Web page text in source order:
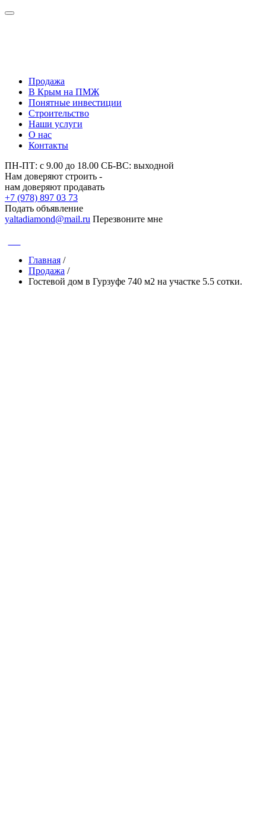
Продажа
В Крым на ПМЖ
Понятные инвестиции
Строительство
Наши услуги
О нас
Контакты
ПН-ПТ: с 9.00 до 18.00 СБ-ВС: выходной
Нам доверяют строить -
нам доверяют продавать
+7 (978) 897 03 73
Подать объявление
yaltadiamond@mail.ru Перезвоните мне
Главная /
Продажа /
Гостевой дом в Гурзуфе 740 м2 на участке 5.5 сотки.